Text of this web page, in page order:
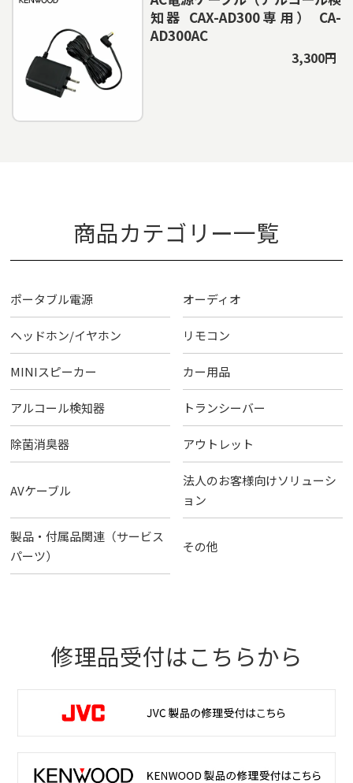
知器 CAX-AD300専用） CA-
AD300AC
3,300円
商品カテゴリー一覧
ポータブル電源 オーディオ
ヘッドホン/イヤホン リモコン
MINIスピーカー カー用品
アルコール検知器 トランシーバー
除菌消臭器 アウトレット
AVケーブル
法人のお客様向けソリューシ
ョン
製品・付属品関連（サービス
パーツ）
その他
修理品受付はこちらから